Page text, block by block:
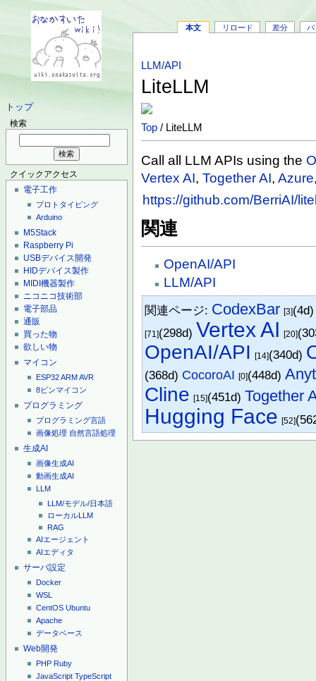
トップ
検索
クイックアクセス
電子工作
プロトタイピング
Arduino
M5Stack
Raspberry Pi
USBデバイス開発
HIDデバイス製作
MIDI機器製作
ニコニコ技術部
電子部品
通販
買った物
欲しい物
マイコン
ESP32ARMAVR
8ピンマイコン
プログラミング
プログラミング言語
画像処理 自然言語処理
生成AI
画像生成AI
動画生成AI
LLM
LLM/モデル/日本語
ローカルLLM
RAG
AIエージェント
AIエディタ
サーバ設定
Docker
WSL
CentOS Ubuntu
Apache
データベース
Web開発
PHP Ruby
JavaScript TypeScript
本文 リロード 差分 バ
LLM/API
LiteLLM
Top / LiteLLM
Call all LLM APIs using the
Vertex AI,Together AI,Azure
https://github.com/BerriAI/
関連
OpenAI/API
LLM/API
関連ページ: CodexBar [3]
[71](298d) Vertex AI [20]
OpenAI/API [14](340d)
(368d) CocoroAI [0](448d)
Cline [15](451d)Together
Hugging Face [52]